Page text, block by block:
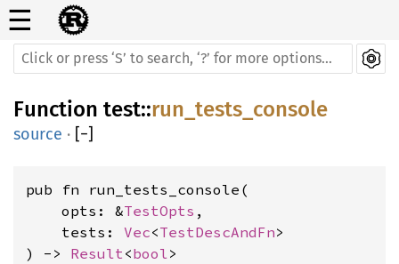
☰
Function test::run_tests_console
source · [−]
pub fn run_tests_console(
    opts: &
TestOpts ,
    tests:
Vec<TestDescAndFn>
) -> Result<bool>